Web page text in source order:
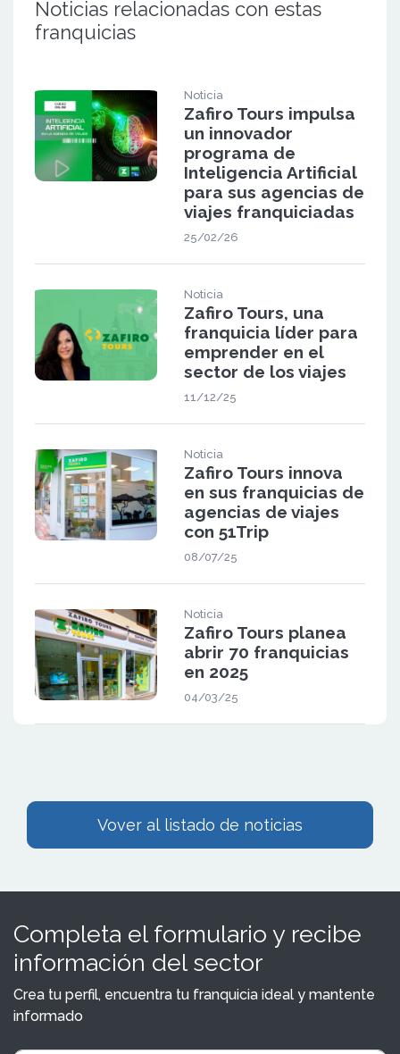
Noticias relacionadas con estas
franquicias
Noticia
Zafiro Tours impulsa
un innovador
programa de
Inteligencia Artificial
para sus agencias de
viajes franquiciadas
25/02/26
Noticia
Zafiro Tours, una
franquicia líder para
emprender en el
sector de los viajes
11/12/25
Noticia
Zafiro Tours innova
en sus franquicias de
agencias de viajes
con 51Trip
08/07/25
Noticia
Zafiro Tours planea
abrir 70 franquicias
en 2025
04/03/25
Vover al listado de noticias
Completa el formulario y recibe
información del sector
Crea tu perfil, encuentra tu franquicia ideal y mantente
informado